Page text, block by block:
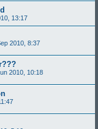
13:17
2010, 8:37
2010, 10:18